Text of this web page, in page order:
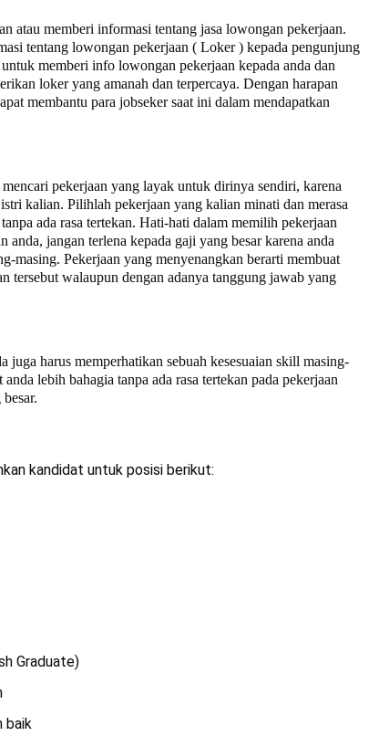
atau memberi informasi tentang jasa lowongan pekerjaan.
tentang lowongan pekerjaan ( Loker ) kepada pengunjung
memberi info lowongan pekerjaan kepada anda dan
loker yang amanah dan terpercaya. Dengan harapan
membantu para jobseker saat ini dalam mendapatkan
pekerjaan yang layak untuk dirinya sendiri, karena
kalian. Pilihlah pekerjaan yang kalian minati dan merasa
ada rasa tertekan. Hati-hati dalam memilih pekerjaan
jangan terlena kepada gaji yang besar karena anda
masing. Pekerjaan yang menyenangkan berarti membuat
tersebut walaupun dengan adanya tanggung jawab yang
juga harus memperhatikan sebuah kesesuaian skill masing-
lebih bahagia tanpa ada rasa tertekan pada pekerjaan
kandidat untuk posisi berikut:
Graduate)
baik